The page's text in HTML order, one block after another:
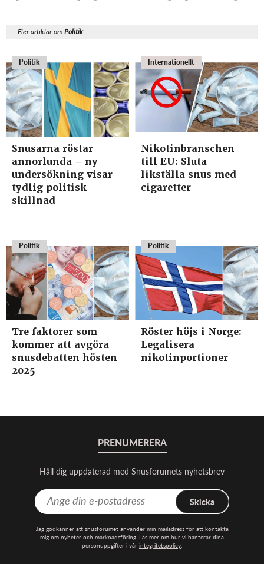
Fler artiklar omPolitik
Politik
Snusarna röstar
annorlunda – ny
undersökning visar
tydlig politisk
skillnad
Internationellt
Nikotinbranschen
till EU: Sluta
likställa snus med
cigaretter
Politik
Tre faktorer som
kommer att avgöra
snusdebatten hösten
2025
Politik
Röster höjs i Norge:
Legalisera
nikotinportioner
PRENUMERERA
Håll dig uppdaterad med Snusforumets nyhetsbrev
Skicka
Jag godkänner att snusforumet använder min mailadress för att kontakta
mig om nyheter och marknadsföring. Läs mer om hur vi hanterar dina
personuppgifter i vår integritetspolicy.